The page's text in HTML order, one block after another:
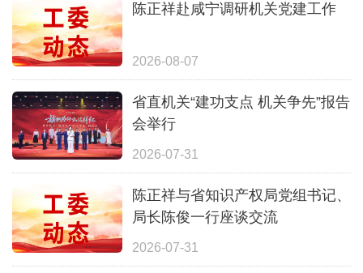
陈正祥赴咸宁调研机关党建工作
2026-08-07
省直机关“建功支点 机关争先”报告
会举行
2026-07-31
陈正祥与省知识产权局党组书记、
局长陈俊一行座谈交流
2026-07-31